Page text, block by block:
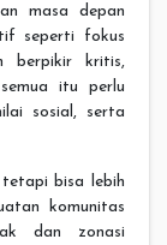
masa depan
seperti fokus
berpikir kritis,
itu perlu
sosial, serta
bisa lebih
komunitas
dan zonasi